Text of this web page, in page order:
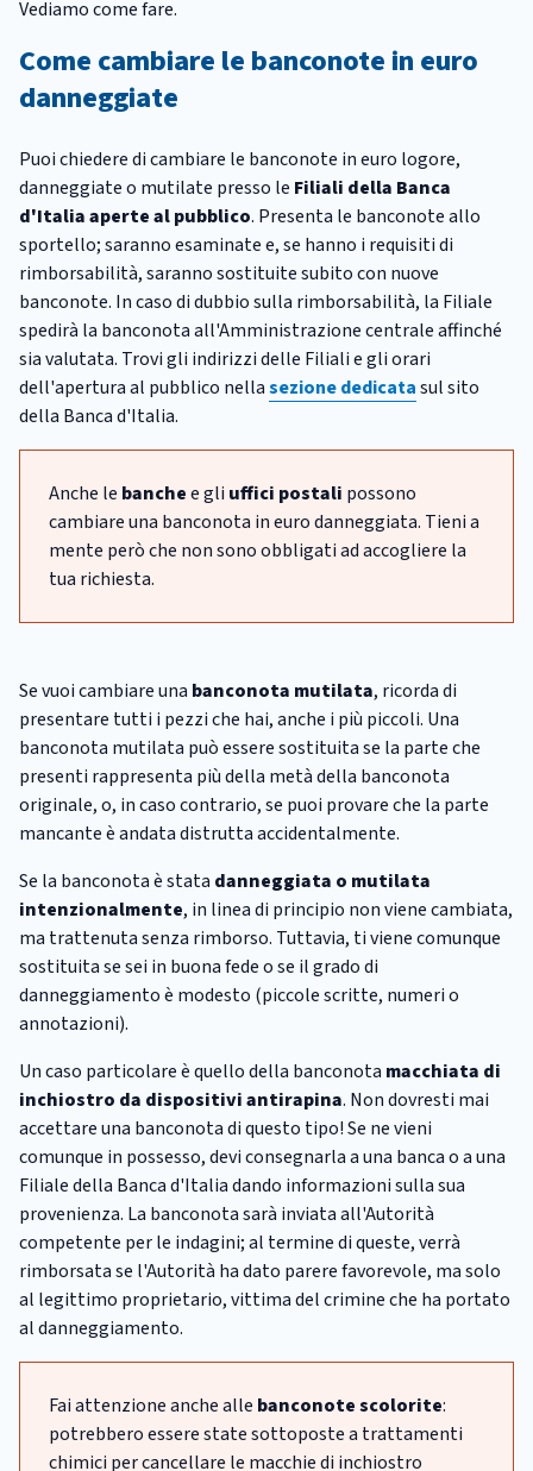
Vediamo come fare.
Come cambiare le banconote in euro
danneggiate
Puoi chiedere di cambiare le banconote in euro logore,
danneggiate o mutilate presso le Filiali della Banca
d'Italia aperte al pubblico. Presenta le banconote allo
sportello; saranno esaminate e, se hanno i requisiti di
rimborsabilità, saranno sostituite subito con nuove
banconote. In caso di dubbio sulla rimborsabilità, la Filiale
spedirà la banconota all'Amministrazione centrale affinché
sia valutata. Trovi gli indirizzi delle Filiali e gli orari
dell'apertura al pubblico nellasezione dedicatasul sito
della Banca d'Italia.
Anche le banchee gli uffici postali possono
cambiare una banconota in euro danneggiata. Tieni a
mente però che non sono obbligati ad accogliere la
tua richiesta.
Se vuoi cambiare una banconota mutilata, ricorda di
presentare tutti i pezzi che hai, anche i più piccoli. Una
banconota mutilata può essere sostituita se la parte che
presenti rappresenta più della metà della banconota
originale, o, in caso contrario, se puoi provare che la parte
mancante è andata distrutta accidentalmente.
Se la banconota è stata danneggiata o mutilata
intenzionalmente, in linea di principio non viene cambiata,
ma trattenuta senza rimborso. Tuttavia, ti viene comunque
sostituita se sei in buona fede o se il grado di
danneggiamento è modesto (piccole scritte, numeri o
annotazioni).
Un caso particolare è quello della banconota macchiata di
inchiostro da dispositivi antirapina. Non dovresti mai
accettare una banconota di questo tipo! Se ne vieni
comunque in possesso, devi consegnarla a una banca o a una
Filiale della Banca d'Italia dando informazioni sulla sua
provenienza. La banconota sarà inviata all'Autorità
competente per le indagini; al termine di queste, verrà
rimborsata se l'Autorità ha dato parere favorevole, ma solo
al legittimo proprietario, vittima del crimine che ha portato
al danneggiamento.
Fai attenzione anche alle banconote scolorite:
potrebbero essere state sottoposte a trattamenti
chimici per cancellare le macchie di inchiostro